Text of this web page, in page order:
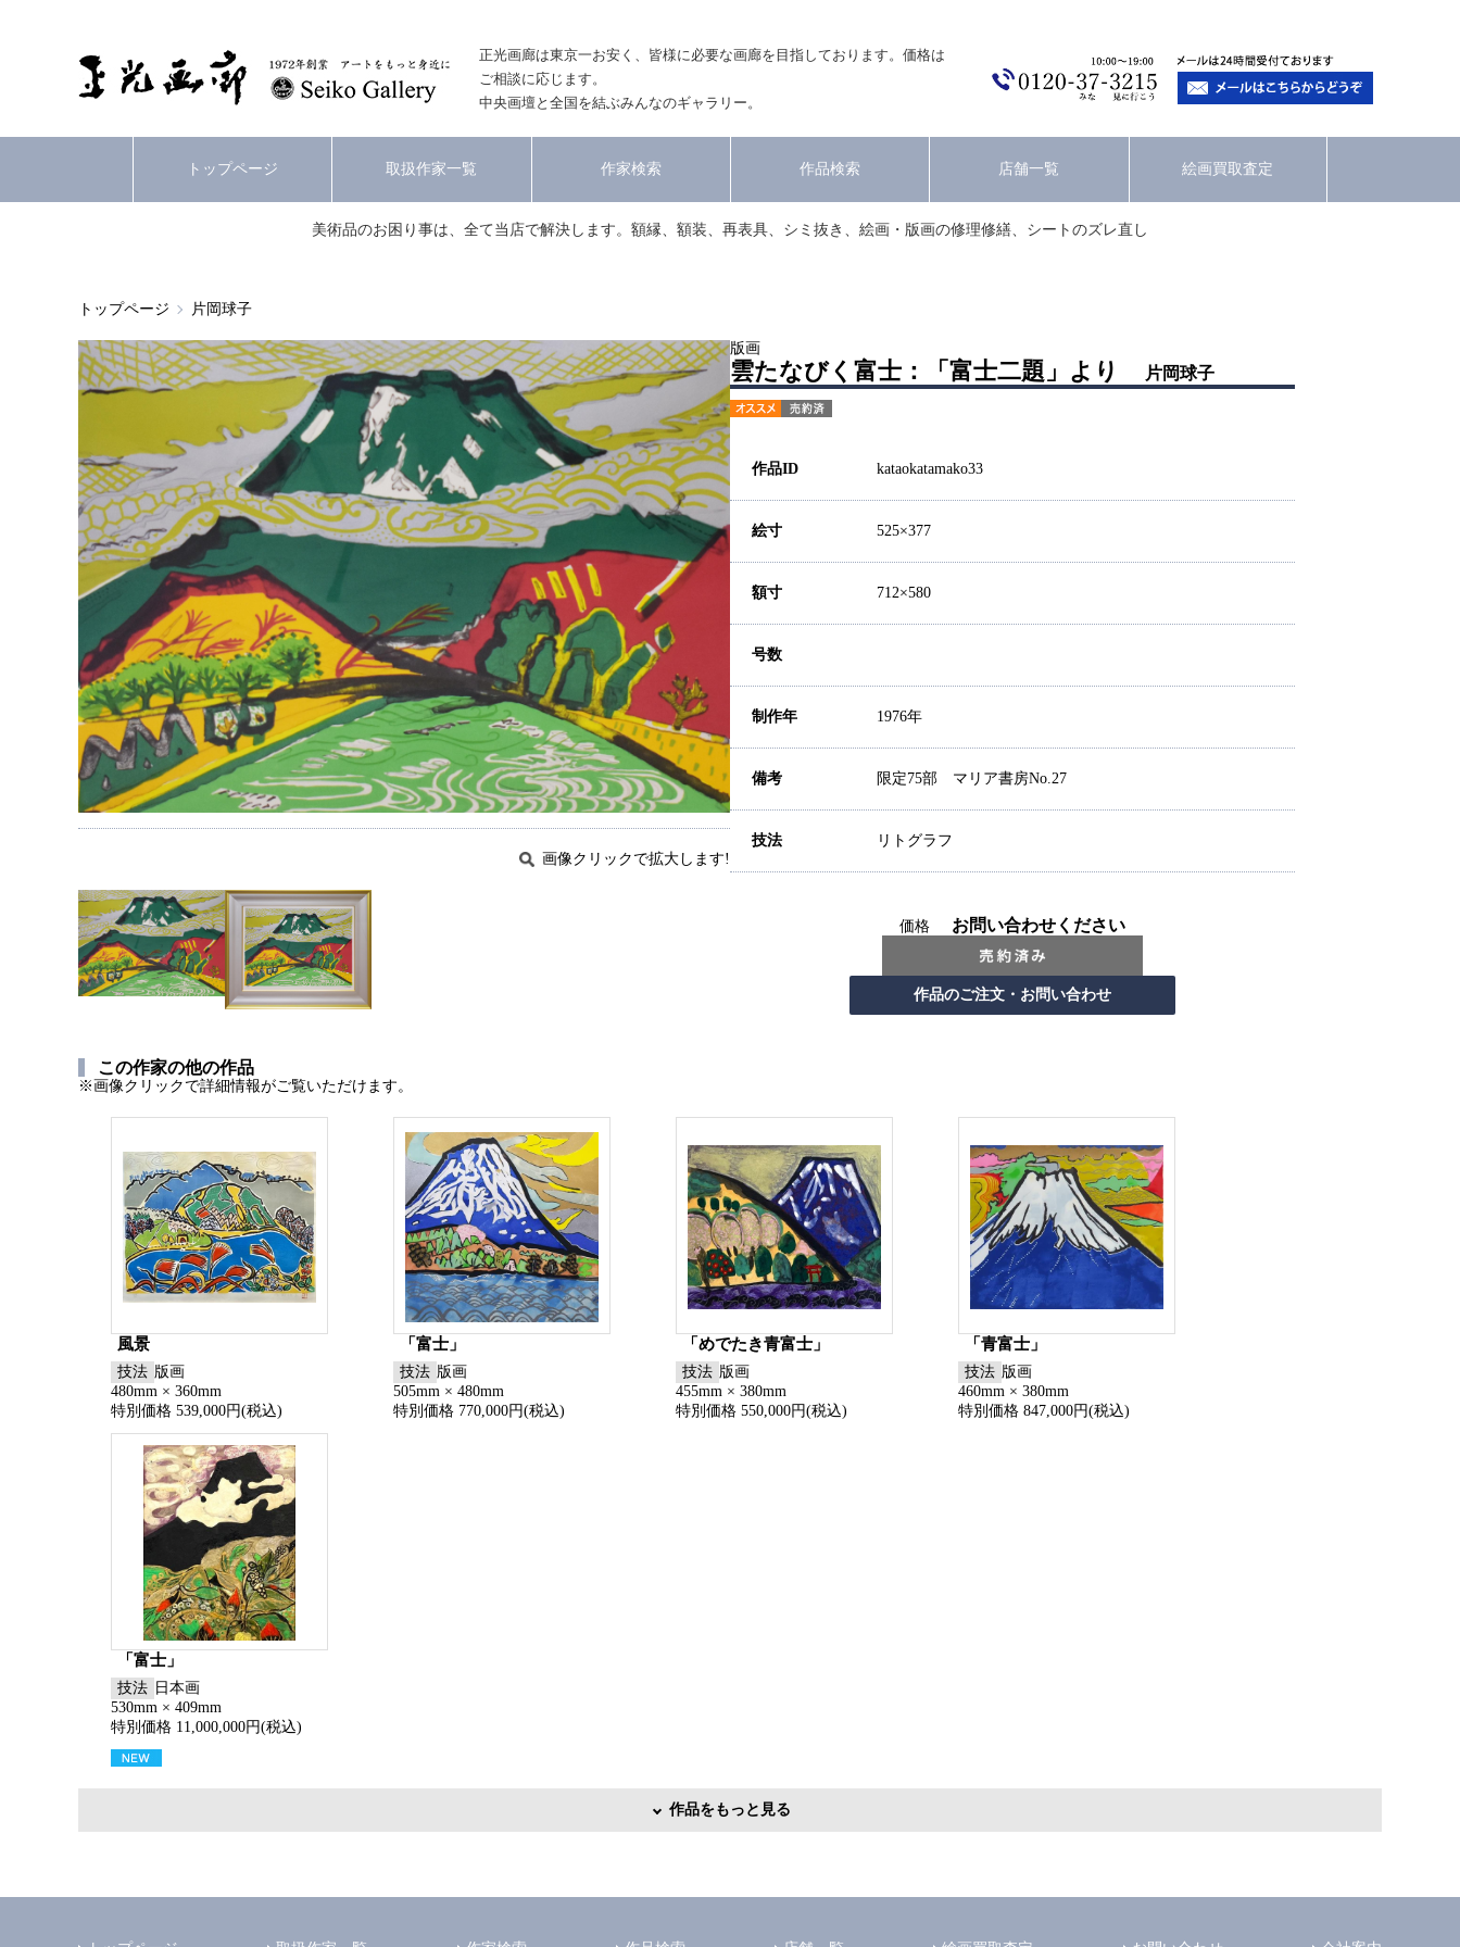
正光画廊は東京一お安く、皆様に必要な画廊を目指しております。価格は
ご相談に応じます。
中央画壇と全国を結ぶみんなのギャラリー。
トップページ 取扱作家一覧 作家検索 作品検索 店舗一覧 絵画買取査定
美術品のお困り事は、全て当店で解決します。額縁、額装、再表具、シミ抜き、絵画・版画の修理修繕、シートのズレ直し
トップページ 片岡球子
画像クリックで拡大します!
版画
雲たなびく富士：「富士二題」より 片岡球子
作品ID kataokatamako33
絵寸 525×377
額寸 712×580
号数
制作年 1976年
備考 限定75部 マリア書房No.27
技法 リトグラフ
価格 お問い合わせください
この作家の他の作品
※画像クリックで詳細情報がご覧いただけます。
風景
技法 版画
480mm × 360mm
特別価格 539,000円(税込)
「富士」
技法 版画
505mm × 480mm
特別価格 770,000円(税込)
「めでたき青富士」
技法 版画
455mm × 380mm
特別価格 550,000円(税込)
「青富士」
技法 版画
460mm × 380mm
特別価格 847,000円(税込)
「富士」
技法 日本画
530mm × 409mm
特別価格 11,000,000円(税込)
作品をもっと見る